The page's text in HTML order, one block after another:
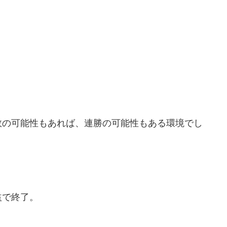
可能性もあれば、連勝の可能性もある環境でし
終了。